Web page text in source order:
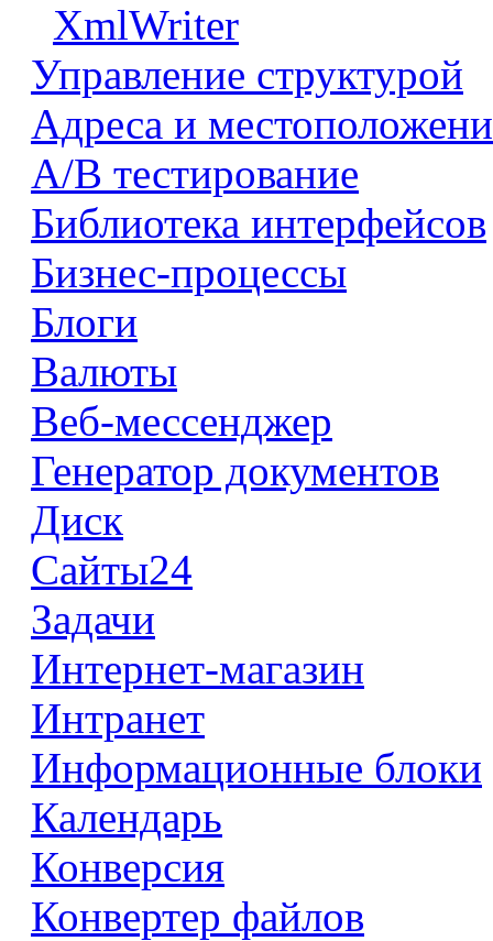
XmlWriter
Управление структурой
Адреса и
А/В тестирование
Библиотека интерфейсов
Бизнес-процессы
Блоги
Валюты
Веб-мессенджер
Генератор документов
Диск
Сайты24
Задачи
Интернет-магазин
Интранет
Информационные блоки
Календарь
Конверсия
Конвертер файлов